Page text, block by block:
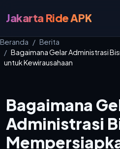
Jakarta Ride APK
Beranda
Berita
Bagaimana Gelar Administrasi
untuk Kewirausahaan
Bagaimana
Administrasi